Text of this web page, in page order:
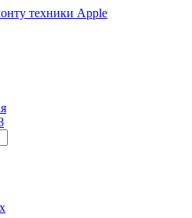
техники Apple